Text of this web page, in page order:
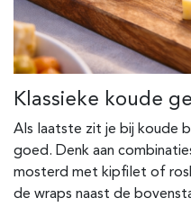
Klassieke koude
Als laatste zit je bij koude
goed. Denk aan
mosterd met kipfilet of
de wraps naast de